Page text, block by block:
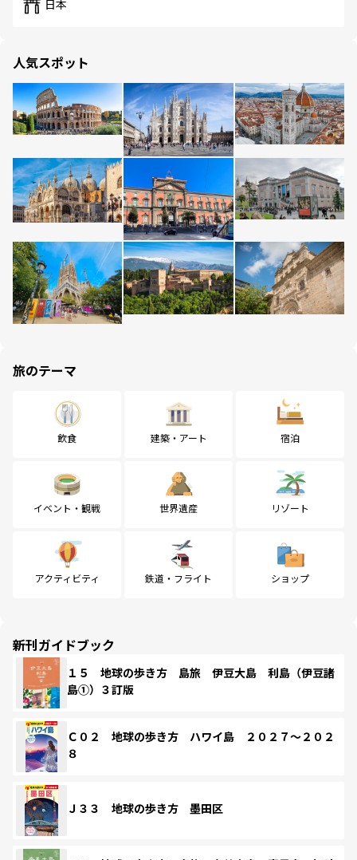
日本
人気スポット
旅のテーマ
飲食 建築・アート 宿泊
イベント・観戦 世界遺産 リゾート
アクティビティ 鉄道・フライト ショップ
新刊ガイドブック
１５ 地球の歩き方 島旅 伊豆大島 利島（伊豆諸
島①）３訂版
Ｃ０２ 地球の歩き方 ハワイ島 ２０２７～２０２
８
Ｊ３３ 地球の歩き方 墨田区